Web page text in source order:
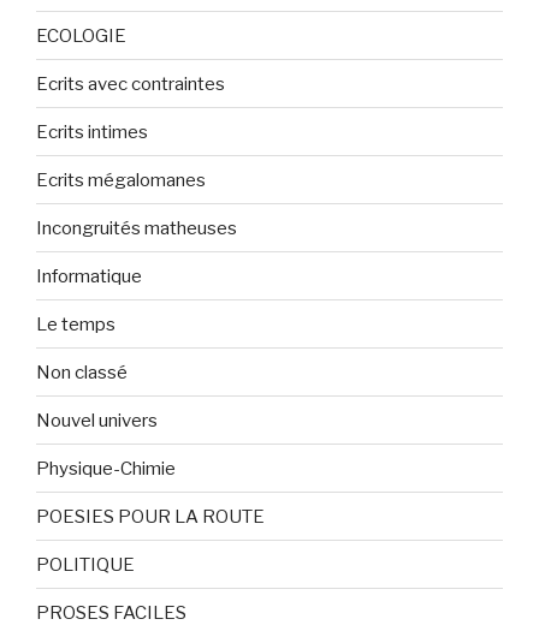
ECOLOGIE
Ecrits avec contraintes
Ecrits intimes
Ecrits mégalomanes
Incongruités matheuses
Informatique
Le temps
Non classé
Nouvel univers
Physique-Chimie
POESIES POUR LA ROUTE
POLITIQUE
PROSES FACILES